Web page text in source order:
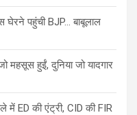
घेरने पहुंची BJP… बाबूलाल
महसूस हुईं, दुनिया जो यादगार
में ED की एंट्री, CID की FIR